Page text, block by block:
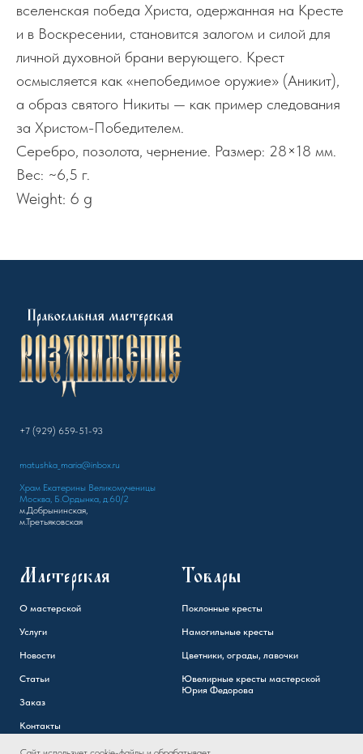
вселенская победа Христа, одержанная на Кресте
и в Воскресении, становится залогом и силой для
личной духовной брани верующего. Крест
осмысляется как «непобедимое оружие» (Аникит),
а образ святого Никиты — как пример следования
за Христом-Победителем.
Серебро, позолота, чернение. Размер: 28×18 мм.
Вес: ~6,5 г.
Weight: 6 g
+7 (929) 659-51-93
matushka_maria@inbox.ru
Храм Екатерины Великомученицы
Москва, Б.Ордынка, д.60/2
м.Добрынинская,
м.Третьяковская
Мастерская
О мастерской
Услуги
Новости
Статьи
Заказ
Контакты
Товары
Поклонные кресты
Намогильные кресты
Цветники, ограды, лавочки
Ювелирные кресты мастерской
Юрия Федорова